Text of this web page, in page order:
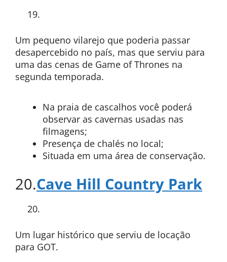
Um pequeno vilarejo que poderia passar
desapercebido no país, mas que serviu para
uma das cenas de Game of Thrones na
segunda temporada.
Na praia de cascalhos você poderá
observar as cavernas usadas nas
filmagens;
Presença de chalés no local;
Situada em uma área de conservação.
20.Cave Hill Country Park
Um lugar histórico que serviu de locação
para GOT.